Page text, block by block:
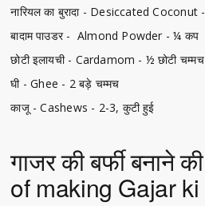
नारियल का बुरादा - Desiccated
बादाम पाउडर - Almond Powder - ¼ कप
छोटी इलायची - Cardamom - ½ छोटी चम्मच
घी - Ghee - 2 बड़े चम्मच
काजू - Cashews - 2-3, कुटी हुई
गाजर की बर्फी बनाने
of making Gajar